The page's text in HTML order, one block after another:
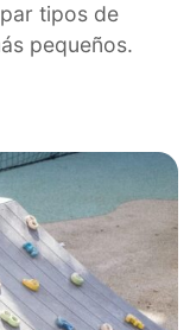
tipos de
pequeños.